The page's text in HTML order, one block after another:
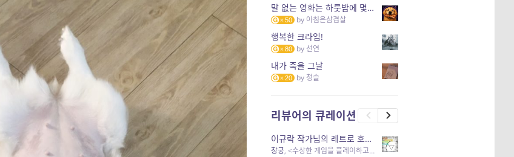
말 없는 영화는 하룻밤에 몇 리를 갈 수 있을까
50 by 아침은삼겹살
행복한 크라임!
80 by 선연
내가 죽을 그날
20 by 청슬
리뷰어의 큐레이션
이규락 작가님의 레트로 호러 리뷰
창궁, <수상한 게임을 플레이하고 있어> 외 3개 작품